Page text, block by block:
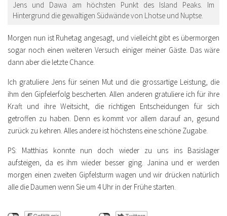
Jens und Dawa am höchsten Punkt des Island Peaks. Im
Hintergrund die gewaltigen Südwände von Lhotse und Nuptse.
Morgen nun ist Ruhetag angesagt, und vielleicht gibt es übermorgen
sogar noch einen weiteren Versuch einiger meiner Gäste. Das wäre
dann aber die letzte Chance.
Ich gratuliere Jens für seinen Mut und die grossartige Leistung, die
ihm den Gipfelerfolg bescherten. Allen anderen gratuliere ich für ihre
Kraft und ihre Weitsicht, die richtigen Entscheidungen für sich
getroffen zu haben. Denn es kommt vor allem darauf an, gesund
zurück zu kehren. Alles andere ist höchstens eine schöne Zugabe.
PS: Matthias konnte nun doch wieder zu uns ins Basislager
aufsteigen, da es ihm wieder besser ging. Janina und er werden
morgen einen zweiten Gipfelsturm wagen und wir drücken natürlich
alle die Daumen wenn Sie um 4 Uhr in der Frühe starten.